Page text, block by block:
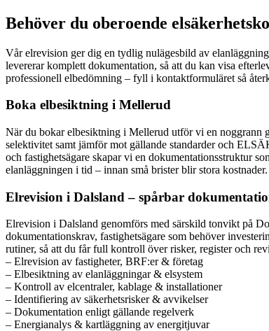
Behöver du oberoende
Vår elrevision ger dig en tydlig nulägesbild av
levererar komplett dokumentation, så att du kan visa
professionell elbedömning – fyll i kontaktformuläret så
Boka elbesiktning i Mellerud
När du bokar elbesiktning i Mellerud utför vi en noggrann
selektivitet samt jämför mot gällande standarder och
och fastighetsägare skapar vi en dokumentationsstruktur
elanläggningen i tid – innan små brister blir stora kostnader.
Elrevision i Dalsland – spårbar
Elrevision i Dalsland genomförs med särskild tonvikt på
dokumentationskrav, fastighetsägare som behöver
rutiner, så att du får full kontroll över risker, register och
– Elrevision av fastigheter, BRF:er & företag
– Elbesiktning av elanläggningar & elsystem
– Kontroll av elcentraler, kablage & installationer
– Identifiering av säkerhetsrisker & avvikelser
– Dokumentation enligt gällande regelverk
– Energianalys & kartläggning av energitjuvar